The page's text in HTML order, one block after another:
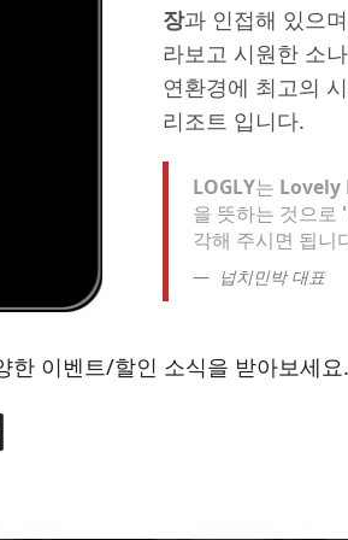
장과 인접해 있으
라보고 시원한 소
연환경에 최고의
리조트 입니다.
LOGLY는 Lovely
을 뜻하는 것으로
각해 주시면 됩니
넙치민박 대표
한 이벤트/할인 소식을 받아보세요.